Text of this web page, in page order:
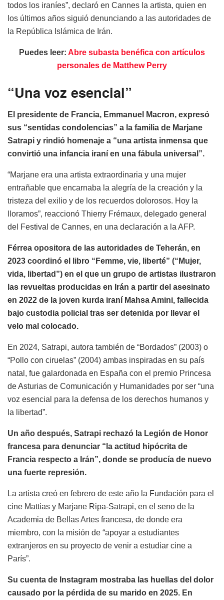
todos los iraníes”, declaró en Cannes la artista, quien en
los últimos años siguió denunciando a las autoridades de
la República Islámica de Irán.
Puedes leer: Abre subasta benéfica con artículos
personales de Matthew Perry
“Una voz esencial”
El presidente de Francia, Emmanuel Macron, expresó
sus “sentidas condolencias” a la familia de Marjane
Satrapi y rindió homenaje a “una artista inmensa que
convirtió una infancia iraní en una fábula universal”.
“Marjane era una artista extraordinaria y una mujer
entrañable que encarnaba la alegría de la creación y la
tristeza del exilio y de los recuerdos dolorosos. Hoy la
lloramos”, reaccionó Thierry Frémaux, delegado general
del Festival de Cannes, en una declaración a la AFP.
Férrea opositora de las autoridades de Teherán, en
2023 coordinó el libro “Femme, vie, liberté” (“Mujer,
vida, libertad”) en el que un grupo de artistas ilustraron
las revueltas producidas en Irán a partir del asesinato
en 2022 de la joven kurda iraní Mahsa Amini, fallecida
bajo custodia policial tras ser detenida por llevar el
velo mal colocado.
En 2024, Satrapi, autora también de “Bordados” (2003) o
“Pollo con ciruelas” (2004) ambas inspiradas en su país
natal, fue galardonada en España con el premio Princesa
de Asturias de Comunicación y Humanidades por ser “una
voz esencial para la defensa de los derechos humanos y
la libertad”.
Un año después, Satrapi rechazó la Legión de Honor
francesa para denunciar “la actitud hipócrita de
Francia respecto a Irán”, donde se producía de nuevo
una fuerte represión.
La artista creó en febrero de este año la Fundación para el
cine Mattias y Marjane Ripa-Satrapi, en el seno de la
Academia de Bellas Artes francesa, de donde era
miembro, con la misión de “apoyar a estudiantes
extranjeros en su proyecto de venir a estudiar cine a
París”.
Su cuenta de Instagram mostraba las huellas del dolor
causado por la pérdida de su marido en 2025. En